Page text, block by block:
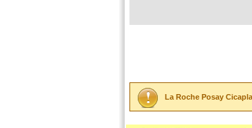
La Roche Posay